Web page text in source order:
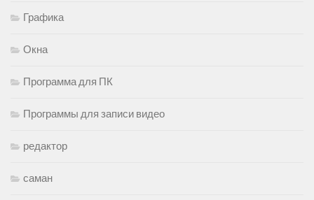
Графика
Окна
Программа для ПК
Программы для записи видео
редактор
саман